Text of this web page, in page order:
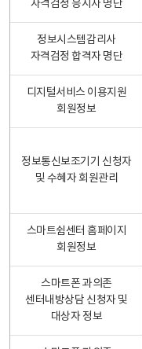
자격검정 응시자 명단
정보시스템감리사
자격검정 합격자 명단
디지털서비스 이용지원
회원정보
정보통신보조기기 신청자
및 수혜자 회원관리
스마트쉼센터 홈페이지
회원정보
스마트폰 과의존
센터내방상담 신청자 및
대상자 정보